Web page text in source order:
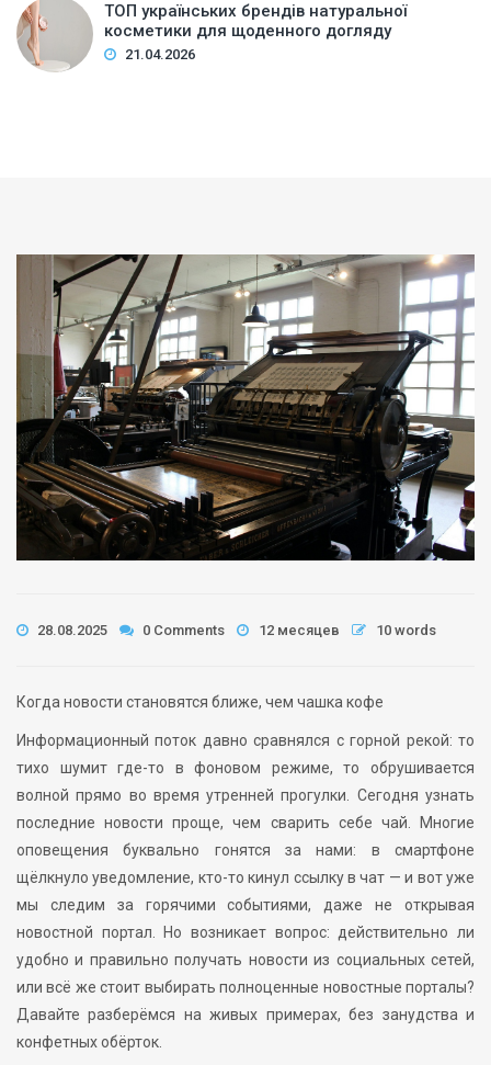
ТОП українських брендів натуральної
косметики для щоденного догляду
21.04.2026
28.08.2025 0 Comments 12 месяцев 10 words
Когда новости становятся ближе, чем чашка кофе
Информационный поток давно сравнялся с горной рекой: то
тихо шумит где-то в фоновом режиме, то обрушивается
волной прямо во время утренней прогулки. Сегодня узнать
последние новости проще, чем сварить себе чай. Многие
оповещения буквально гонятся за нами: в смартфоне
щёлкнуло уведомление, кто-то кинул ссылку в чат — и вот уже
мы следим за горячими событиями, даже не открывая
новостной портал. Но возникает вопрос: действительно ли
удобно и правильно получать новости из социальных сетей,
или всё же стоит выбирать полноценные новостные порталы?
Давайте разберёмся на живых примерах, без занудства и
конфетных обёрток.